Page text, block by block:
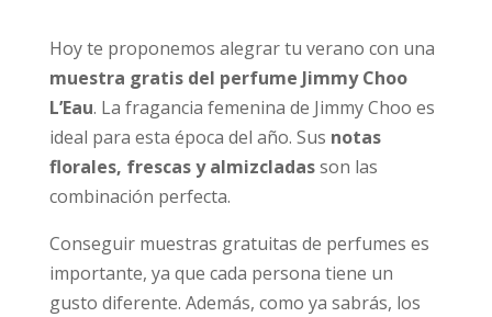
Hoy te proponemos alegrar tu verano con una
muestra gratis del perfume Jimmy Choo
L’Eau. La fragancia femenina de Jimmy Choo es
ideal para esta época del año. Sus notas
florales, frescas y almizcladasson las
combinación perfecta.
Conseguir muestras gratuitas de perfumes es
importante, ya que cada persona tiene un
gusto diferente. Además, como ya sabrás, los